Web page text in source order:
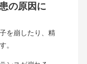
の原因に
を崩したり、精
。